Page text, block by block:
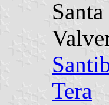
Tera